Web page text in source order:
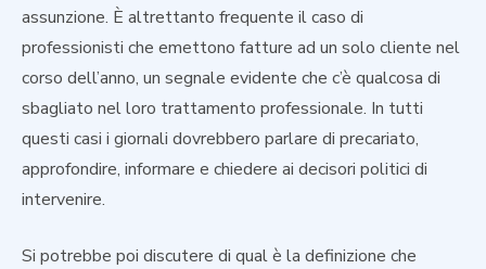
assunzione. È altrettanto frequente il caso di
professionisti che emettono fatture ad un solo cliente nel
corso dell’anno, un segnale evidente che c’è qualcosa di
sbagliato nel loro trattamento professionale. In tutti
questi casi i giornali dovrebbero parlare di precariato,
approfondire, informare e chiedere ai decisori politici di
intervenire.
Si potrebbe poi discutere di qual è la definizione che